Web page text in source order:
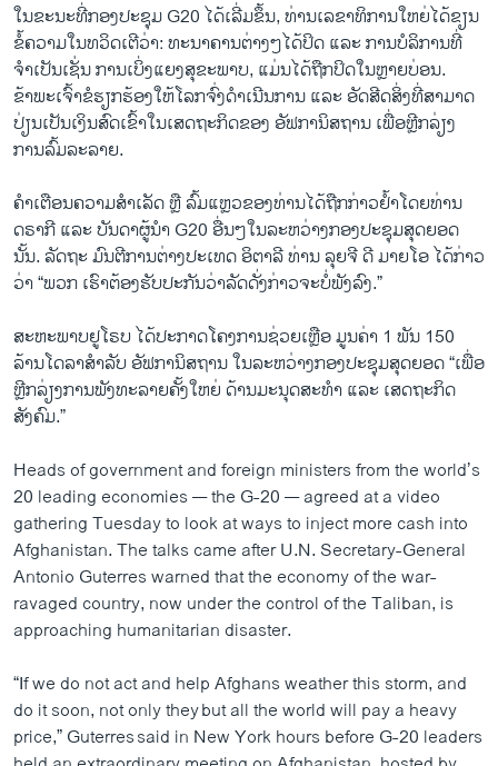
ໃນຂະນະທີ່ກອງປະຊຸມ G20 ໄດ້ເລີ່ມຂຶ້ນ, ທ່ານເລຂາທິການໃຫຍ່ໄດ້ຂຽນ
ຂໍ້ຄວາມໃນທວິດເຕີວ່າ: ທະນາຄານຕ່າງໆໄດ້ປິດ ແລະ ການບໍລິການທີ່
ຈຳເປັນເຊັ່ນ ການເບິ່ງແຍງສຸຂະພາບ, ແມ່ນໄດ້ຖືກປິດໃນຫຼາຍບ່ອນ.
ຂ້າພະເຈົ້າຂໍຮຽກຮ້ອງໃຫ້ໂລກຈົ່ງດຳເນີນການ ແລະ ອັດສີດສິ່ງທີ່ສາມາດ
ປ່ຽນເປັນເງິນສົດເຂົ້າໃນເສດຖະກິດຂອງ ອັຟການິສຖານ ເພື່ອຫຼີກລ່ຽງ
ການລົ້ມລະລາຍ.
ຄຳເຕືອນຄວາມສຳເລັດ ຫຼື ລົ້ມແຫຼວຂອງທ່ານໄດ້ຖືກກ່າວຢໍ້າໂດຍທ່ານ
ດຣາກີ ແລະ ບັນດາຜູ້ນຳ G20 ອື່ນໆໃນລະຫວ່າງກອງປະຊຸມສຸດຍອດ
ນັ້ນ. ລັດຖະ ມົນຕີການຕ່າງປະເທດ ອິຕາລີ ທ່ານ ລຸຍຈີ ດີ ມາຍໂອ ໄດ້ກ່າວ
ວ່າ “ພວກ ເຮົາຕ້ອງຮັບປະກັນວ່າລັດດັ່ງກ່າວຈະບໍ່ພັງລົງ.”
ສະຫະພາບຢູໂຣບ ໄດ້ປະກາດໂຄງການຊ່ວຍເຫຼືອ ມູນຄ່າ 1 ພັນ 150
ລ້ານໂດລາສຳລັບ ອັຟການິສຖານ ໃນລະຫວ່າງກອງປະຊຸມສຸດຍອດ “ເພື່ອ
ຫຼີກລ່ຽງການພັງທະລາຍຄັ້ງໃຫຍ່ ດ້ານມະນຸດສະທຳ ແລະ ເສດຖະກິດ
ສັງຄົມ.”
Heads of government and foreign ministers from the world’s
20 leading economies — the G-20 — agreed at a video
gathering Tuesday to look at ways to inject more cash into
Afghanistan. The talks came after U.N. Secretary-General
Antonio Guterres warned that the economy of the war-
ravaged country, now under the control of the Taliban, is
approaching humanitarian disaster.
“If we do not act and help Afghans weather this storm, and
do it soon, not only they but all the world will pay a heavy
price,” Guterres said in New York hours before G-20 leaders